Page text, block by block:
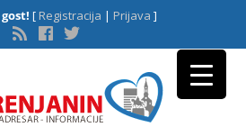
gost! [Registracija | Prijava ]